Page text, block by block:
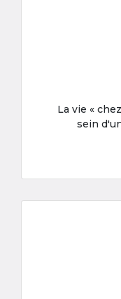
La vie «
sein